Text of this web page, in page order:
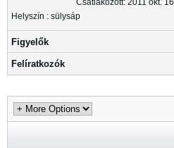
Csatlakozott: 2011 okt. 16
Helyszín : sülysáp
Figyelők
Felíratkozók